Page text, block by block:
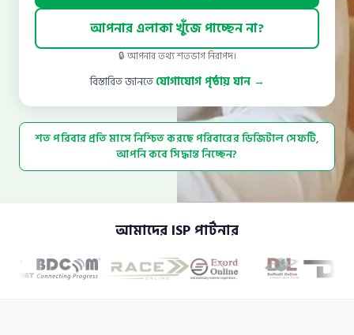
আপনার এলাকা খুঁজে পাচ্ছেন না?
🔒 আপনার তথ্য শতভাগ নিরাপদ।
বিস্তারিত জানতেযোগাযোগ পৃষ্ঠায় যান →
শত পরিবার প্রতি মাসে নিশ্চিত করছে পরিবারের ডিজিটাল সেফটি,
আপনি কবে সিদ্ধান্ত নিচ্ছেন?
আমাদের ISP পার্টনার